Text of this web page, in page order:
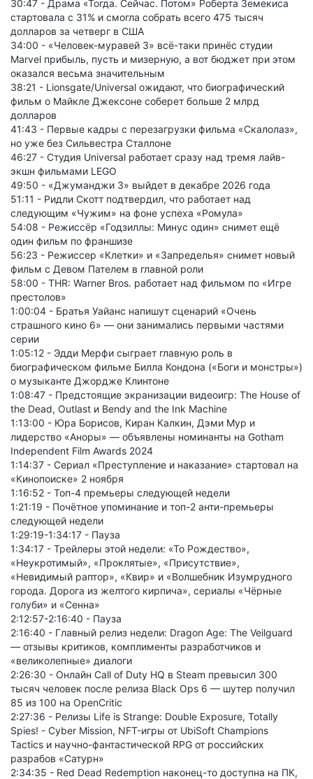
30:47 - Драма «Тогда. Сейчас. Потом» Роберта Земекиса
стартовала с 31% и смогла собрать всего 475 тысяч
долларов за четверг в США
34:00 - «Человек-муравей 3» всё-таки принёс студии
Marvel прибыль, пусть и мизерную, а вот бюджет при этом
оказался весьма значительным
38:21 - Lionsgate/Universal ожидают, что биографический
фильм о Майкле Джексоне соберет больше 2 млрд
долларов
41:43 - Первые кадры с перезагрузки фильма «Скалолаз»,
но уже без Сильвестра Сталлоне
46:27 - Студия Universal работает сразу над тремя лайв-
экшн фильмами LEGO
49:50 - «Джуманджи 3» выйдет в декабре 2026 года
51:11 - Ридли Скотт подтвердил, что работает над
следующим «Чужим» на фоне успеха «Ромула»
54:08 - Режиссёр «Годзиллы: Минус один» снимет ещё
один фильм по франшизе
56:23 - Режиссер «Клетки» и «Запределья» снимет новый
фильм с Девом Пателем в главной роли
58:00 - THR: Warner Bros. работает над фильмом по «Игре
престолов»
1:00:04 - Братья Уайанс напишут сценарий «Очень
страшного кино 6» — они занимались первыми частями
серии
1:05:12 - Эдди Мерфи сыграет главную роль в
биографическом фильме Билла Кондона («Боги и монстры»)
о музыканте Джордже Клинтоне
1:08:47 - Предстоящие экранизации видеоигр: The House of
the Dead, Outlast и Bendy and the Ink Machine
1:13:00 - Юра Борисов, Киран Калкин, Дэми Мур и
лидерство «Аноры» — объявлены номинанты на Gotham
Independent Film Awards 2024
1:14:37 - Сериал «Преступление и наказание» стартовал на
«Кинопоиске» 2 ноября
1:16:52 - Топ-4 премьеры следующей недели
1:21:19 - Почётное упоминание и топ-2 анти-премьеры
следующей недели
1:29:19-1:34:17 - Пауза
1:34:17 - Трейлеры этой недели: «То Рождество»,
«Неукротимый», «Проклятые», «Присутствие»,
«Невидимый раптор», «Квир» и «Волшебник Изумрудного
города. Дорога из желтого кирпича», сериалы «Чёрные
голуби» и «Сенна»
2:12:57-2:16:40 - Пауза
2:16:40 - Главный релиз недели: Dragon Age: The Veilguard
— отзывы критиков, комплименты разработчиков и
«великолепные» диалоги
2:26:30 - Онлайн Call of Duty HQ в Steam превысил 300
тысяч человек после релиза Black Ops 6 — шутер получил
85 из 100 на OpenCritic
2:27:36 - Релизы Life is Strange: Double Exposure, Totally
Spies! - Cyber Mission, NFT-игры от UbiSoft Champions
Tactics и научно-фантастической RPG от российских
разрабов «Сатурн»
2:34:35 - Red Dead Redemption наконец-то доступна на ПК,